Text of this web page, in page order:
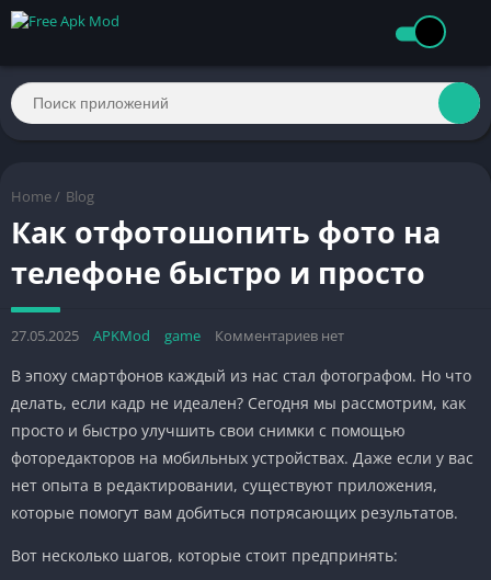
Home / Blog
Как отфотошопить фото на
телефоне быстро и просто
27.05.2025 APKMod game Комментариев нет
В эпоху смартфонов каждый из нас стал фотографом. Но что
делать, если кадр не идеален? Сегодня мы рассмотрим, как
просто и быстро улучшить свои снимки с помощью
фоторедакторов на мобильных устройствах. Даже если у вас
нет опыта в редактировании, существуют приложения,
которые помогут вам добиться потрясающих результатов.
Вот несколько шагов, которые стоит предпринять: